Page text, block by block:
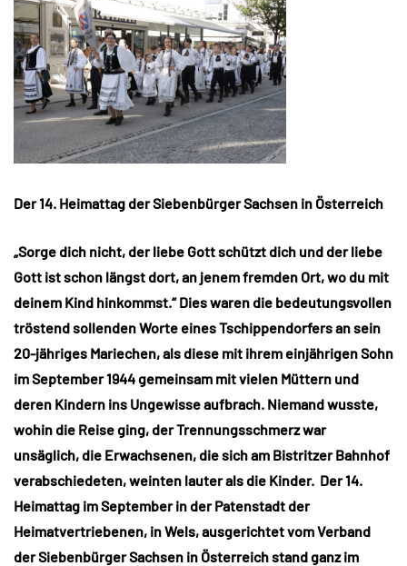
Der 14. Heimattag der Siebenbürger Sachsen in Österreich
„Sorge dich nicht, der liebe Gott schützt dich und der liebe
Gott ist schon längst dort, an jenem fremden Ort, wo du mit
deinem Kind hinkommst.“ Dies waren die bedeutungsvollen
tröstend sollenden Worte eines Tschippendorfers an sein
20-jähriges Mariechen, als diese mit ihrem einjährigen Sohn
im September 1944 gemeinsam mit vielen Müttern und
deren Kindern ins Ungewisse aufbrach. Niemand wusste,
wohin die Reise ging, der Trennungsschmerz war
unsäglich, die Erwachsenen, die sich am Bistritzer Bahnhof
verabschiedeten, weinten lauter als die Kinder. Der 14.
Heimattag im September in der Patenstadt der
Heimatvertriebenen, in Wels, ausgerichtet vom Verband
der Siebenbürger Sachsen in Österreich stand ganz im